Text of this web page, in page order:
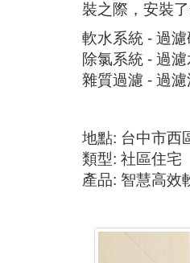
裝之際，安裝
軟水系統 - 過
除氯系統 - 過
雜質過濾 - 過
地點: 台中市西
類型: 社區住宅
產品: 智慧高效